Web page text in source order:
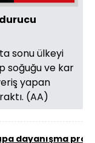
sonu ülkeyi
soğuğu ve kar
yapan
(AA)
dayanışma